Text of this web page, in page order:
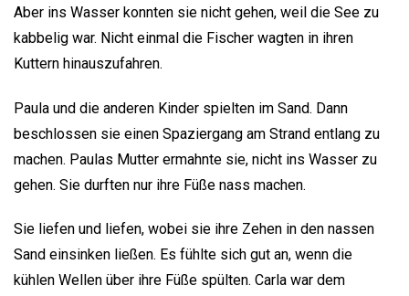
Aber ins Wasser konnten sie nicht gehen, weil die See zu
kabbelig war. Nicht einmal die Fischer wagten in ihren
Kuttern hinauszufahren.
Paula und die anderen Kinder spielten im Sand. Dann
beschlossen sie einen Spaziergang am Strand entlang zu
machen. Paulas Mutter ermahnte sie, nicht ins Wasser zu
gehen. Sie durften nur ihre Füße nass machen.
Sie liefen und liefen, wobei sie ihre Zehen in den nassen
Sand einsinken ließen. Es fühlte sich gut an, wenn die
kühlen Wellen über ihre Füße spülten. Carla war dem